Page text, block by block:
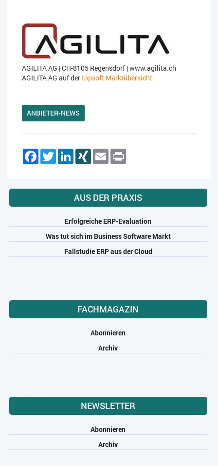
AGILITA AG | CH-8105 Regensdorf |www.agilita.ch
AGILITA AG auf dertopsoft Marktübersicht
ANBIETER-NEWS
FacebookTwitterLinkedInXING Email
AUS DER PRAXIS
Erfolgreiche ERP-Evaluation
Was tut sich im Business Software Markt
Fallstudie ERP aus der Cloud
FACHMAGAZIN
Abonnieren
Archiv
NEWSLETTER
Abonnieren
Archiv